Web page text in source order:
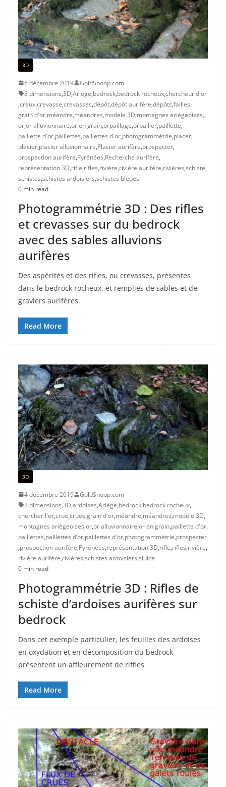
3D
6 décembre 2019
GoldSnoop.com
3 dimensions,3D,Ariège,bedrock,bedrock rocheux,chercheur d'or
,creux,crevasse,crevasses,dépôt,dépôt aurifère,dépôts,failles,
grain d'or,méandre,méandres,modèle 3D,montagnes ariègeoises,
or,or alluvionnaire,or en grain,orpaillage,orpailler,paillette,
paillette d'or,paillettes,paillettes d'or,photogrammétrie,placer,
placier,placier alluvionnaire,Placier aurifère,prospecter,
prospection aurifère,Pyrénées,Recherche aurifère,
représentation 3D,rifle,rifles,rivière,rivière aurifère,rivières,schiste,
schistes,schistes ardoisiers,schistes bleues
0 min read
Photogrammétrie 3D : Des rifles
et crevasses sur du bedrock
avec des sables alluvions
aurifères
Des aspérités et des rifles, ou crevasses, présentes
dans le bedrock rocheux, et remplies de sables et de
graviers aurifères.
Read More
3D
4 décembre 2019
GoldSnoop.com
3 dimensions,3D,ardoises,Ariège,bedrock,bedrock rocheux,
chercher l'or,crue,crues,grain d'or,méandre,méandres,modèle 3D,
montagnes ariègeoises,or,or alluvionnaire,or en grain,paillette d'or,
paillettes,paillettes d’or,paillettes d'or,photogrammétrie,prospecter
,prospection aurifère,Pyrénées,représentation 3D,rifle,rifles,rivière,
rivière aurifère,rivières,schistes ardoisiers,sluice
0 min read
Photogrammétrie 3D : Rifles de
schiste d’ardoises aurifères sur
bedrock
Dans cet exemple particulier, les feuilles des ardoises
en oxydation et en décomposition du bedrock
présentent un affleurement de riffles
Read More